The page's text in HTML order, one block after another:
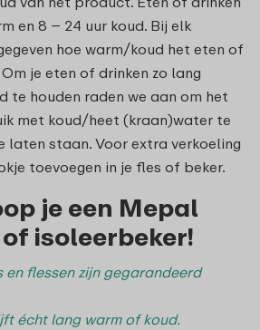
en 8 – 24 uur koud. Bij elk
hoe warm/koud het eten of
je eten of drinken zo lang
te houden raden we aan om het
met koud/heet (kraan)water te
laten staan. Voor extra verkoeling
toevoegen in je fles of beker.
je een Mepal
isoleerbeker!
en flessen zijn gegarandeerd
écht lang warm of koud.